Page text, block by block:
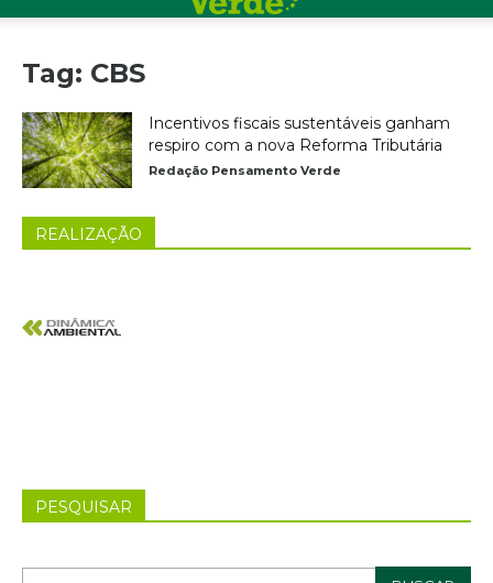
Tag: CBS
Incentivos fiscais sustentáveis ganham
respiro com a nova Reforma Tributária
Redação Pensamento Verde
REALIZAÇÃO
PESQUISAR